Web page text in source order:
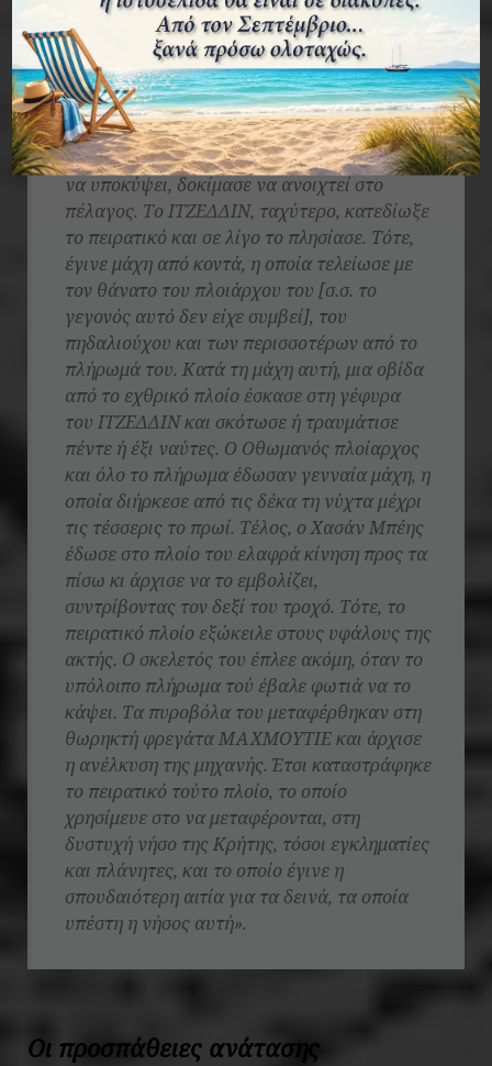
που παρέπλεε τα παράλια αυτά. Το
οθωμανικό θωρηκτό επιτέθηκε εναντίον του
ελληνικού καταδρομικού και αγώνας
μεγάλος, με το πυροβολικό τους, έγινε
μεταξύ των δυο πλοίων. Το ΑΡΚΑΔΙΟΝ,
αφού έπαθε ζημιές πολλές και ήταν έτοιμο
να υποκύψει, δοκίμασε να ανοιχτεί στο
πέλαγος. Το ΙΤΖΕΔΔΙΝ, ταχύτερο, κατεδίωξε
το πειρατικό και σε λίγο το πλησίασε. Τότε,
έγινε μάχη από κοντά, η οποία τελείωσε με
τον θάνατο του πλοιάρχου του [σ.σ. το
γεγονός αυτό δεν είχε συμβεί], του
πηδαλιούχου και των περισσοτέρων από το
πλήρωμά του. Κατά τη μάχη αυτή, μια οβίδα
από το εχθρικό πλοίο έσκασε στη γέφυρα
του ΙΤΖΕΔΔΙΝ και σκότωσε ή τραυμάτισε
πέντε ή έξι ναύτες. Ο Οθωμανός πλοίαρχος
και όλο το πλήρωμα έδωσαν γενναία μάχη, η
οποία διήρκεσε από τις δέκα τη νύχτα μέχρι
τις τέσσερις το πρωί. Τέλος, ο Χασάν Μπέης
έδωσε στο πλοίο του ελαφρά κίνηση προς τα
πίσω κι άρχισε να το εμβολίζει,
συντρίβοντας τον δεξί του τροχό. Τότε, το
πειρατικό πλοίο εξώκειλε στους υφάλους της
ακτής. Ο σκελετός του έπλεε ακόμη, όταν το
υπόλοιπο πλήρωμα τού έβαλε φωτιά να το
κάψει. Τα πυροβόλα του μεταφέρθηκαν στη
θωρηκτή φρεγάτα ΜΑΧΜΟΥΤΙΕ και άρχισε
η ανέλκυση της μηχανής. Έτσι καταστράφηκε
το πειρατικό τούτο πλοίο, το οποίο
χρησίμευε στο να μεταφέρονται, στη
δυστυχή νήσο της Κρήτης, τόσοι εγκληματίες
και πλάνητες, και το οποίο έγινε η
σπουδαιότερη αιτία για τα δεινά, τα οποία
υπέστη η νήσος αυτή».
Οι προσπάθειες ανάτασης